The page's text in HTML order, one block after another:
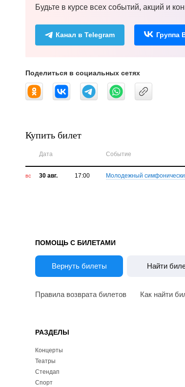
Будьте в курсе всех событий, акций и
Канал в Telegram Группа
Поделиться в социальных сетях
Купить билет
Дата Событие
вс 30 авг. 17:00 Молодежный
ПОМОЩЬ С БИЛЕТАМИ
Вернуть билеты Найти
Правила возврата билетов Как найти
РАЗДЕЛЫ
Концерты
Театры
Стендап
Спорт